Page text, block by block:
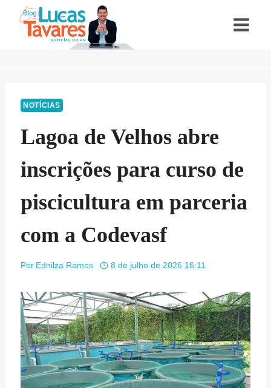
NOTÍCIAS
Lagoa de Velhos abre
inscrições para curso de
piscicultura em parceria
com a Codevasf
Por Ednilza Ramos 8 de julho de 2026 16:11